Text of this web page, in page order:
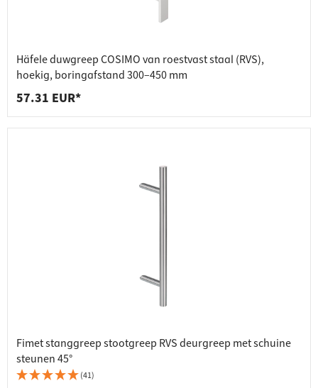
Häfele duwgreep COSIMO van roestvast staal (RVS),
hoekig, boringafstand 300–450 mm
57.31 EUR*
Fimet stanggreep stootgreep RVS deurgreep met schuine
steunen 45°
(41)